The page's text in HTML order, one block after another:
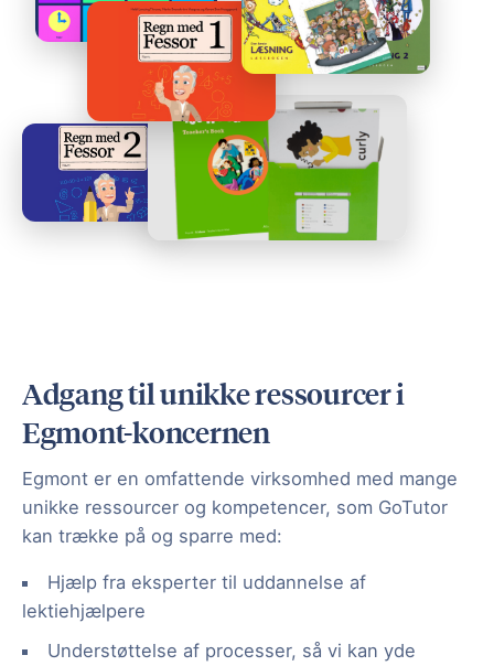
Adgang til unikke ressourcer i
Egmont-koncernen
Egmont er en omfattende virksomhed med mange
unikke ressourcer og kompetencer, som GoTutor
kan trække på og sparre med:
Hjælp fra eksperter til uddannelse af
lektiehjælpere
Understøttelse af processer, så vi kan yde